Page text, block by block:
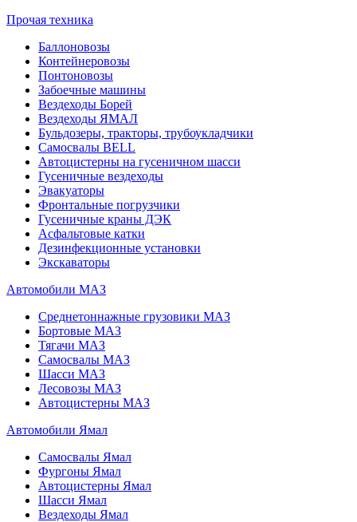
Прочая техника
Баллоновозы
Контейнеровозы
Понтоновозы
Забоечные машины
Вездеходы Борей
Вездеходы ЯМАЛ
Бульдозеры, тракторы, трубоукладчики
Самосвалы BELL
Автоцистерны на гусеничном шасси
Гусеничные вездеходы
Эвакуаторы
Фронтальные погрузчики
Гусеничные краны ДЭК
Асфальтовые катки
Дезинфекционные установки
Экскаваторы
Автомобили МАЗ
Среднетоннажные грузовики МАЗ
Бортовые МАЗ
Тягачи МАЗ
Самосвалы МАЗ
Шасси МАЗ
Лесовозы МАЗ
Автоцистерны МАЗ
Автомобили Ямал
Самосвалы Ямал
Фургоны Ямал
Автоцистерны Ямал
Шасси Ямал
Вездеходы Ямал